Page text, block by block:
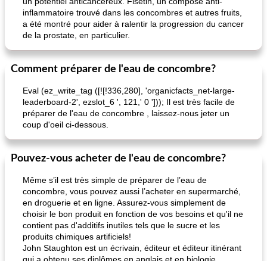
inflammatoire trouvé dans les concombres et autres fruits,
a été montré pour aider à ralentir la progression du cancer
de la prostate, en particulier.
Comment préparer de l'eau de concombre?
Eval (ez_write_tag ([![!336,280], 'organicfacts_net-large-
leaderboard-2', ezslot_6 ', 121,' 0 '])); Il est très facile de
préparer de l'eau de concombre , laissez-nous jeter un
coup d'oeil ci-dessous.
Pouvez-vous acheter de l'eau de concombre?
Même s’il est très simple de préparer de l’eau de
concombre, vous pouvez aussi l’acheter en supermarché,
en droguerie et en ligne. Assurez-vous simplement de
choisir le bon produit en fonction de vos besoins et qu'il ne
contient pas d'additifs inutiles tels que le sucre et les
produits chimiques artificiels!
John Staughton est un écrivain, éditeur et éditeur itinérant